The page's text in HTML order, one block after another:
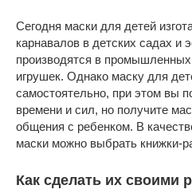
Сегодня маски для детей
карнавалов в детских садах и
производятся в
игрушек. Однако маску для
самостоятельно, при этом вы
времени и сил, но получите
общения с ребенком. В
маски можно выбрать книжки-
Как сделать их своими